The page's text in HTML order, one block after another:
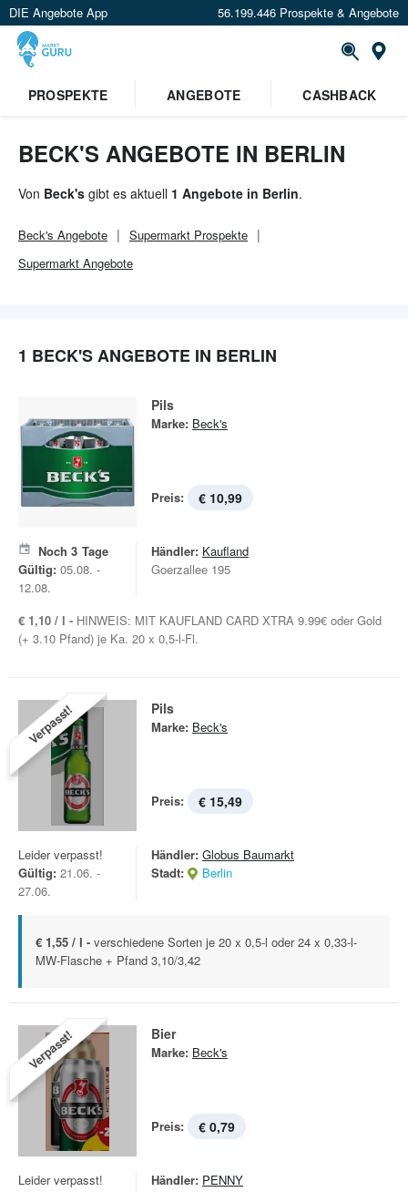
DIE Angebote App 56.199.446 Prospekte & Angebote
PROSPEKTE ANGEBOTE CASHBACK
BECK'S ANGEBOTE IN BERLIN
Von Beck's gibt es aktuell 1 Angebote in Berlin.
Beck's Angebote Supermarkt Prospekte
Supermarkt Angebote
1 BECK'S ANGEBOTE IN BERLIN
Pils
Marke: Beck's
Preis: € 10,99
Noch 3 Tage
Gültig: 05.08. -
12.08.
Händler: Kaufland
Goerzallee 195
€ 1,10 / l - HINWEIS: MIT KAUFLAND CARD XTRA 9.99€ oder Gold
(+ 3.10 Pfand) je Ka. 20 x 0,5-l-Fl.
Verpasst! Pils
Marke: Beck's
Preis: € 15,49
Leider verpasst!
Gültig: 21.06. -
27.06.
Händler: Globus Baumarkt
Stadt:
Berlin
€ 1,55 / l - verschiedene Sorten je 20 x 0,5-l oder 24 x 0,33-l-
MW-Flasche + Pfand 3,10/3,42
Verpasst! Bier
Marke: Beck's
Preis: € 0,79
Leider verpasst!
Händler: PENNY